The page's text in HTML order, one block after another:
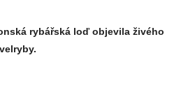
rybářská loď objevila živého